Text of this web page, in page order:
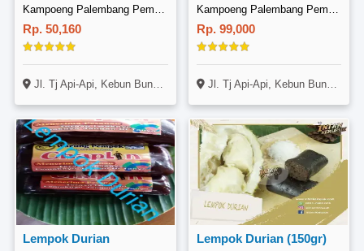
Kampoeng Palembang Pempek Beringin, TAA
Rp. 50,160
Jl. Tj Api-Api, Kebun Bunga, Sukarami, Kota Palembang
Kampoeng Palembang Pempek Beringin, TAA
Rp. 99,000
Jl. Tj Api-Api, Kebun Bunga, Sukarami, Kota Palembang
Lempok Durian Lempok Durian (150gr)